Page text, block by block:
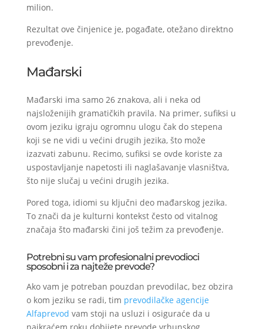
milion.
Rezultat ove činjenice je, pogađate, otežano direktno
prevođenje.
Mađarski
Mađarski ima samo 26 znakova, ali i neka od
najsloženijih gramatičkih pravila. Na primer, sufiksi u
ovom jeziku igraju ogromnu ulogu čak do stepena
koji se ne vidi u većini drugih jezika, što može
izazvati zabunu. Recimo, sufiksi se ovde koriste za
uspostavljanje napetosti ili naglašavanje vlasništva,
što nije slučaj u većini drugih jezika.
Pored toga, idiomi su ključni deo mađarskog jezika.
To znači da je kulturni kontekst često od vitalnog
značaja što mađarski čini još težim za prevođenje.
Potrebni su vam profesionalni prevodioci
sposobni i za najteže prevode?
Ako vam je potreban pouzdan prevodilac, bez obzira
o kom jeziku se radi, tim prevodilačke agencije
Alfaprevod vam stoji na usluzi i osiguraće da u